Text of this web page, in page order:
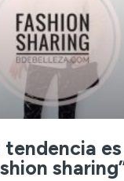
tendencia